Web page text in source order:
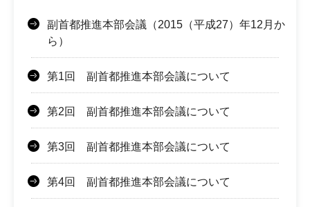
副首都推進本部会議（2015（平成27）年12月か
ら）
第1回 副首都推進本部会議について
第2回 副首都推進本部会議について
第3回 副首都推進本部会議について
第4回 副首都推進本部会議について